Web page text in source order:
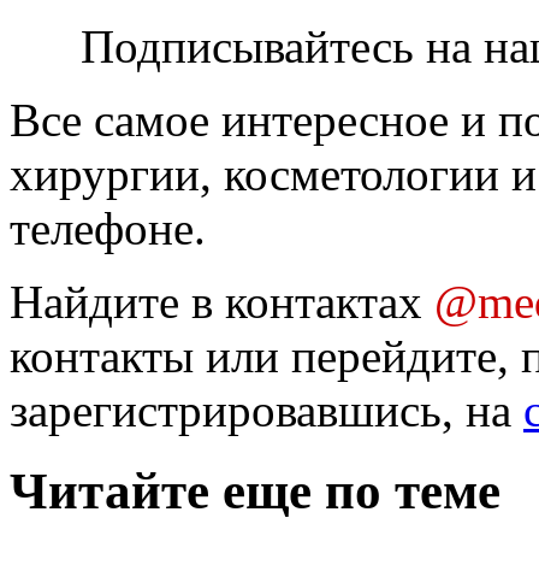
Подписывайтесь на
Все самое интересное и
хирургии, косметологии
телефоне.
Найдите в контактах
контакты или перейдите,
зарегистрировавшись, на
Читайте еще по теме